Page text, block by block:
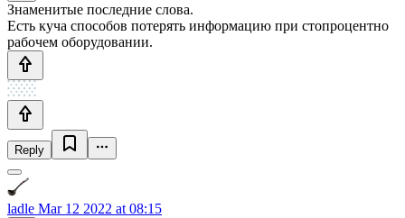
Знаменитые последние слова.
Есть куча способов потерять информацию при стопроцентно
рабочем оборудовании.
Reply
ladle Mar 12 2022 at 08:15